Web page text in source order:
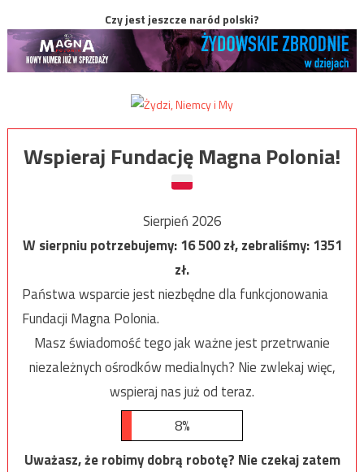
Czy jest jeszcze naród polski?
Wspieraj Fundację Magna Polonia!
Sierpień 2026
W sierpniu potrzebujemy:16 500zł, zebraliśmy:1351
zł.
Państwa wsparcie jest niezbędne dla funkcjonowania
Fundacji Magna Polonia.
Masz świadomość tego jak ważne jest przetrwanie
niezależnych ośrodków medialnych? Nie zwlekaj więc,
wspieraj nas już od teraz.
8%
Uważasz, że robimy dobrą robotę? Nie czekaj zatem